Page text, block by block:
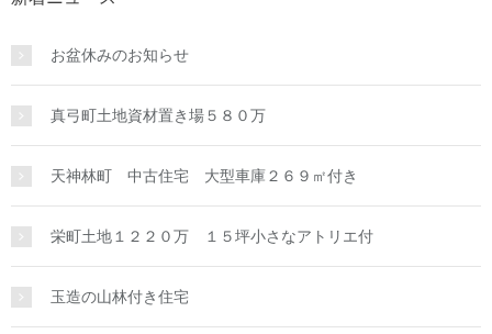
お盆休みのお知らせ
真弓町土地資材置き場５８０万
天神林町 中古住宅 大型車庫２６９㎡付き
栄町土地１２２０万 １５坪小さなアトリエ付
玉造の山林付き住宅